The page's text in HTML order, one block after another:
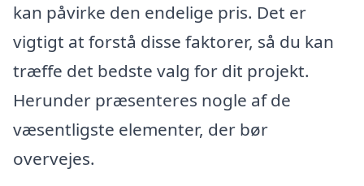
kan påvirke den endelige pris. Det er
vigtigt at forstå disse faktorer, så du kan
træffe det bedste valg for dit projekt.
Herunder præsenteres nogle af de
væsentligste elementer, der bør
overvejes.